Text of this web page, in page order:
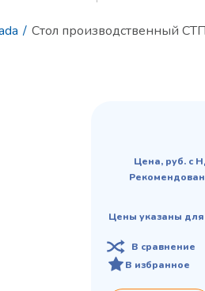
/ Стол производственный
Цена, руб. с
Цены указаны
В сравнение
В избранное